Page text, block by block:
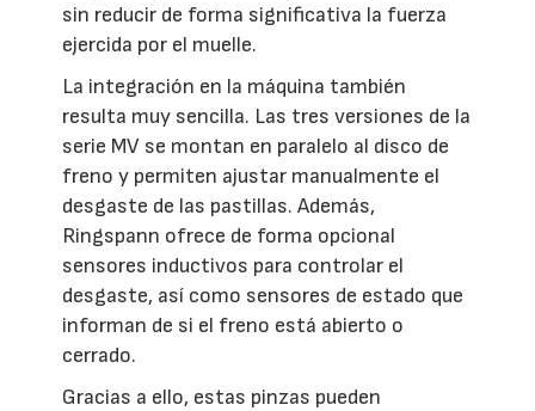
sin reducir de forma significativa la fuerza
ejercida por el muelle.
La integración en la máquina también
resulta muy sencilla. Las tres versiones de la
serie MV se montan en paralelo al disco de
freno y permiten ajustar manualmente el
desgaste de las pastillas. Además,
Ringspann ofrece de forma opcional
sensores inductivos para controlar el
desgaste, así como sensores de estado que
informan de si el freno está abierto o
cerrado.
Gracias a ello, estas pinzas pueden